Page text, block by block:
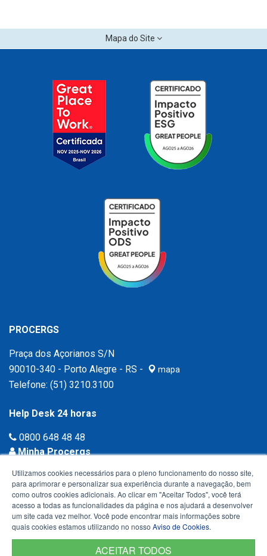
Mapa do Site
PROCERGS
Praça dos Açorianos S/N
90010-340 - Porto Alegre - RS -
mapa
Telefone: (51) 3210.3100
Help Desk 24 horas
0800 648 48 48
Minha Procergs
Utilizamos cookies necessários para o pleno funcionamento do nosso site,
para aprimorar e personalizar sua experiência durante a navegação, bem
como outros cookies adicionais. Ao clicar em "Aceitar Todos", você terá
acesso a todas as funcionalidades da página e nos ajudará a desenvolver
um site cada vez melhor. Você pode encontrar mais informações sobre
quais cookies estamos utilizando no nosso Aviso de Cookies.
ACEITAR TODOS